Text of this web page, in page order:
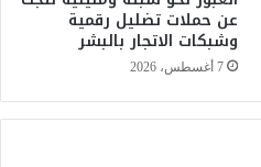
عن حملات تضليل رقمية
وشبكات الاتجار بالبشر
7 أغسطس، 2026